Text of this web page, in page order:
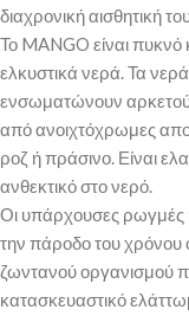
διαχρονική αισθητική
Το MANGO είναι πυκνό
ελκυστικά νερά. Τα
ενσωματώνουν
από ανοιχτόχρωμες
ροζ ή πράσινο. Είναι
ανθεκτικό στο νερό.
Οι υπάρχουσες ρωγμές
την πάροδο του χρόνου
ζωντανού οργανισμού
κατασκευαστικό